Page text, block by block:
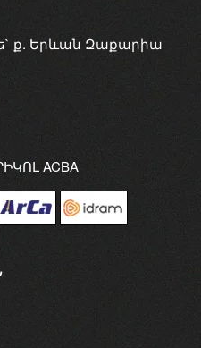
ք. Երևան Զաքարիա
ACBA